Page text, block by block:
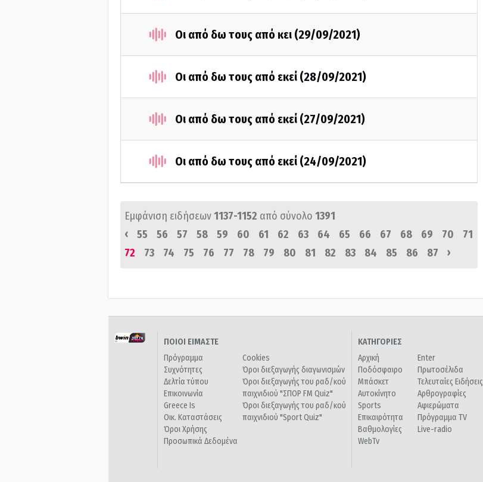
Οι από δω τους από κει (29/09/2021)
Οι από δω τους από εκεί (28/09/2021)
Οι από δω τους από εκεί (27/09/2021)
Οι από δω τους από εκεί (24/09/2021)
Εμφάνιση ειδήσεων1137-1152 από σύνολο 1391
‹
55 56 57 58 59 60 61 62 63 64 65 66 67 68 69 70
71
72
73 74 75 76 77 78 79 80 81 82 83 84 85 86 87 ›
ΠΟΙΟΙ ΕΙΜΑΣΤΕ
Πρόγραμμα
Συχνότητες
Δελτία τύπου
Επικοινωνία
Greece Is
Οικ. Καταστάσεις
Όροι Χρήσης
Προσωπικά Δεδομένα
Cookies
Όροι διεξαγωγής διαγωνισμών
Όροι διεξαγωγής του ραδ/κού
παιχνιδιού "ΣΠΟΡ FM Quiz"
Όροι διεξαγωγής του ραδ/κού
παιχνιδιού "Sport Quiz"
ΚΑΤΗΓΟΡΙΕΣ
Αρχική
Ποδόσφαιρο
Μπάσκετ
Αυτοκίνητο
Sports
Επικαιρότητα
Βαθμολογίες
WebTv
Enter
Πρωτοσέλιδα
Τελευταίες Ειδήσεις
Αρθρογραφίες
Αφιερώματα
Πρόγραμμα TV
Live-radio